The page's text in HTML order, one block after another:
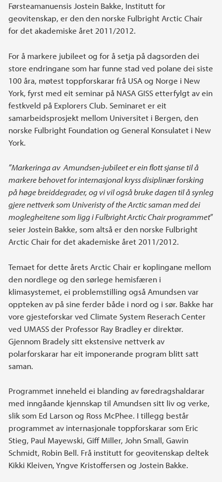
Førsteamanuensis Jostein Bakke, Institutt for
geovitenskap, er den den norske Fulbright Arctic Chair
for det akademiske året 2011/2012.
For å markere jubileet og for å setja på dagsorden dei
store endringane som har funne stad ved polane dei siste
100 åra, møtest toppforskarar frå USA og Norge i New
York, fyrst med eit seminar på NASA GISS etterfylgt av ein
festkveld på Explorers Club. Seminaret er eit
samarbeidsprosjekt mellom Universitet i Bergen, den
norske Fulbright Foundation og General Konsulatet i New
York.
”Markeringa av Amundsen-jubileet er ein flott sjanse til å
markere behovet for internasjonal kryss disiplinær forsking
på høge breiddegrader, og vi vil også bruke dagen til å synleg
gjere nettverk som Univeristy of the Arctic saman med dei
moglegheitene som ligg i Fulbright Arctic Chair programmet”
seier Jostein Bakke, som altså er den norske Fulbright
Arctic Chair for det akademiske året 2011/2012.
Temaet for dette årets Arctic Chair er koplingane mellom
den nordlege og den sørlege hemisfæren i
klimasystemet, ei problemstilling også Amundsen var
oppteken av på sine ferder både i nord og i sør. Bakke har
vore gjesteforskar ved Climate System Reserach Center
ved UMASS der Professor Ray Bradley er direktør.
Gjennom Bradely sitt ekstensive nettverk av
polarforskarar har eit imponerande program blitt satt
saman.
Programmet inneheld ei blanding av føredragshaldarar
med inngåande kjennskap til Amundsen sitt liv og verke,
slik som Ed Larson og Ross McPhee. I tillegg består
programmet av internasjonale toppforskarar som Eric
Stieg, Paul Mayewski, Giff Miller, John Small, Gawin
Schmidt, Robin Bell. Frå institutt for geovitenskap deltek
Kikki Kleiven, Yngve Kristoffersen og Jostein Bakke.